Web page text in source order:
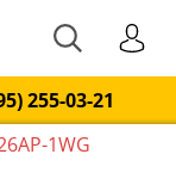
255-03-21
1WG